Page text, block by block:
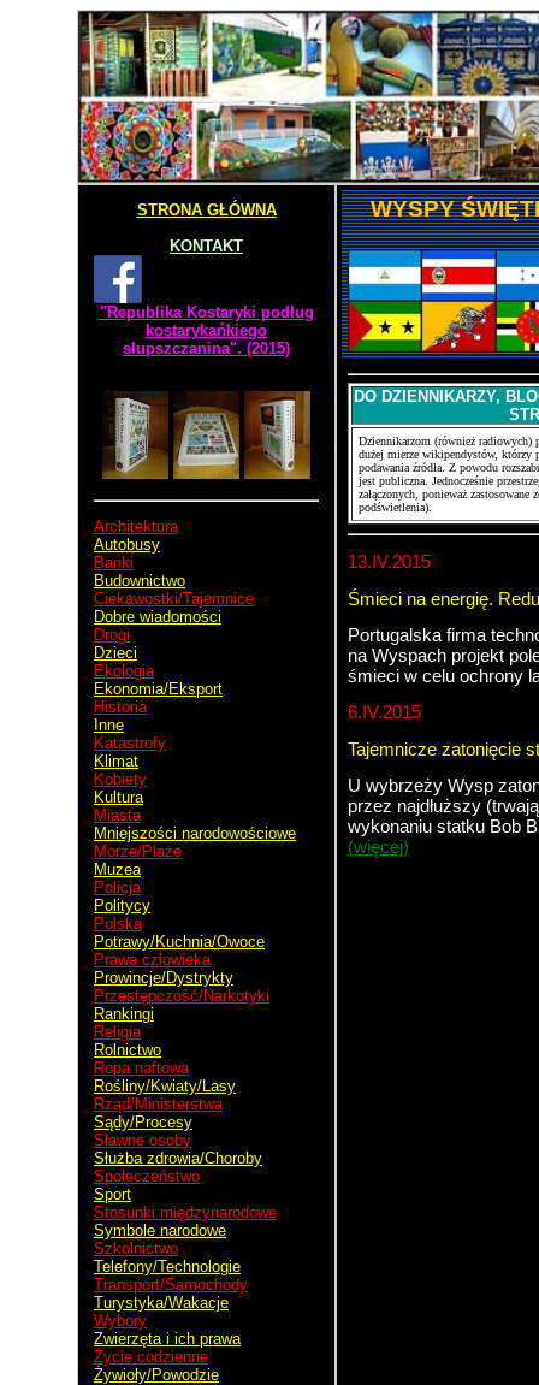
STRONA GŁÓWNA
KONTAKT
"Republika Kostaryki podług
kostarykańkiego
słupszczanina". (2015)
Architektura
Autobusy
Banki
Budownictwo
Ciekawostki/Tajemnice
Dobre wiadomości
Drogi
Dzieci
Ekologia
Ekonomia/Eksport
Historia
Inne
Katastrofy
Klimat
Kobiety
Kultura
Miasta
Mniejszości narodowościowe
Morze/Plaże
Muzea
Policja
Politycy
Polska
Potrawy/Kuchnia/Owoce
Prawa człowieka
Prowincje/Dystrykty
Przestępczość/Narkotyki
Rankingi
Religia
Rolnictwo
Ropa naftowa
Rośliny/Kwiaty/Lasy
Rząd/Ministerstwa
Sądy/Procesy
Sławne osoby
Służba zdrowia/Choroby
Społeczeństwo
Sport
Stosunki międzynarodowe
Symbole narodowe
Szkolnictwo
Telefony/Technologie
Transport/Samochody
Turystyka/Wakacje
Wybory
Zwierzęta i ich prawa
Życie codzienne
Żywioły/Powodzie
WYSPY
DO DZIENNIKARZY,
Dziennikarzom (również radiowych)
dużej mierze wikipendystów, którzy
podawania źródła. Z powodu
jest publiczna. Jednocześnie
załączonych, ponieważ
podświetlenia).
13.IV.2015
Śmieci na energię.
Portugalska firma
na Wyspach projekt
śmieci w celu ochrony
6.IV.2015
Tajemnicze zatonięcie
U wybrzeży Wysp
przez najdłuższy
wykonaniu statku Bob
(więcej)